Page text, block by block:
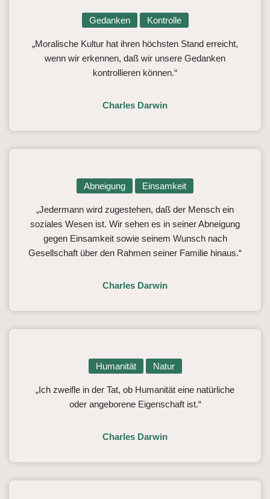
Gedanken Kontrolle
„Moralische Kultur hat ihren höchsten Stand erreicht,
wenn wir erkennen, daß wir unsere Gedanken
kontrollieren können.“
Charles Darwin
Abneigung Einsamkeit
„Jedermann wird zugestehen, daß der Mensch ein
soziales Wesen ist. Wir sehen es in seiner Abneigung
gegen Einsamkeit sowie seinem Wunsch nach
Gesellschaft über den Rahmen seiner Familie hinaus.“
Charles Darwin
Humanität Natur
„Ich zweifle in der Tat, ob Humanität eine natürliche
oder angeborene Eigenschaft ist.“
Charles Darwin